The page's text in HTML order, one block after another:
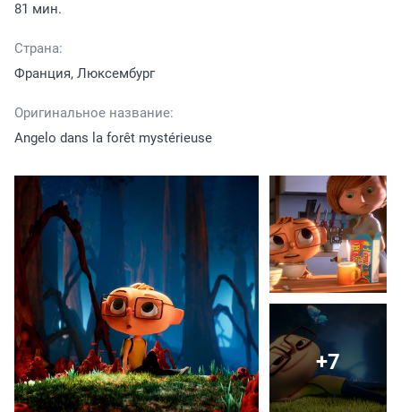
81 мин.
Страна:
Франция, Люксембург
Оригинальное название:
Angelo dans la forêt mystérieuse
+7